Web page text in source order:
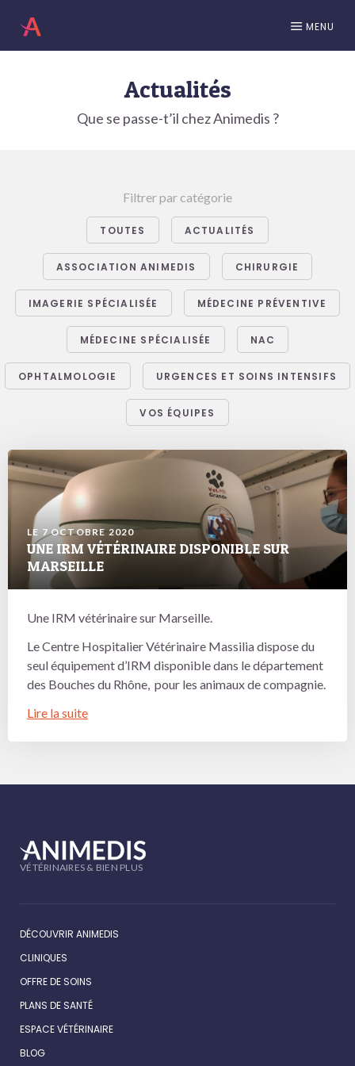
MENU
Actualités
Que se passe-t’il chez Animedis ?
Filtrer par catégorie
TOUTES ACTUALITÉS
ASSOCIATION ANIMEDIS CHIRURGIE
IMAGERIE SPÉCIALISÉE MÉDECINE PRÉVENTIVE
MÉDECINE SPÉCIALISÉE NAC
OPHTALMOLOGIE URGENCES ET SOINS INTENSIFS
VOS ÉQUIPES
LE 7 OCTOBRE 2020
UNE IRM VÉTÉRINAIRE DISPONIBLE SUR
MARSEILLE
Une IRM vétérinaire sur Marseille.
Le Centre Hospitalier Vétérinaire Massilia dispose du
seul équipement d’IRM disponible dans le département
des Bouches du Rhône, pour les animaux de compagnie.
Lire la suite
VÉTÉRINAIRES & BIEN PLUS
DÉCOUVRIR ANIMEDIS
CLINIQUES
OFFRE DE SOINS
PLANS DE SANTÉ
ESPACE VÉTÉRINAIRE
BLOG